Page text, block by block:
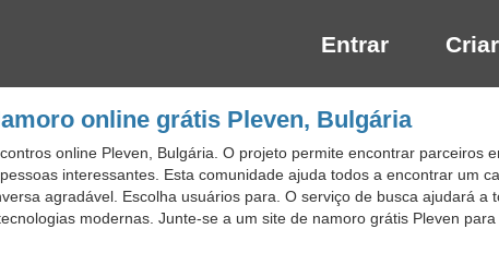
Entrar
online grátis Pleven, Bulgária
online Pleven, Bulgária. O projeto permite encontrar parceiros
interessantes. Esta comunidade ajuda todos a encontrar um
agradável. Escolha usuários para. O serviço de busca ajudará a
modernas. Junte-se a um site de namoro grátis Pleven